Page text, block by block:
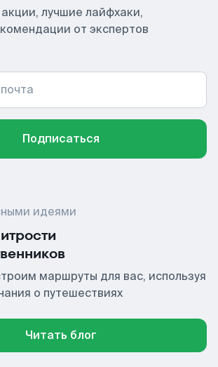
лучшие лайфхаки,
от экспертов
Подписаться
идеями
маршруты для вас, используя
о путешествиях
Читать блог